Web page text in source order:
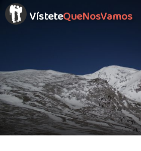
VísteteQueNosVamos